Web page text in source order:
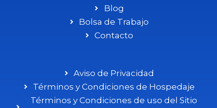
Blog
Bolsa de Trabajo
Contacto
Aviso de Privacidad
Términos y Condiciones de Hospedaje
Términos y Condiciones de uso del Sitio